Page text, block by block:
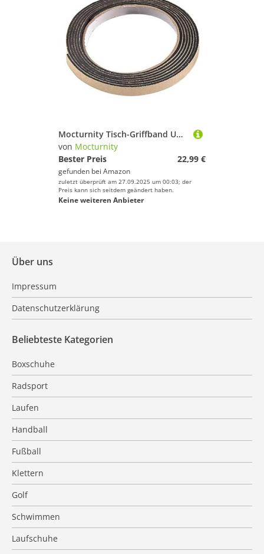
Mocturnity Tisch-Griffband Umschließt Den Schlägergriff und Sorgt für Bequeme Griffkontrolle
von Mocturnity
Bester Preis
22,99 €
gefunden bei Amazon
zuletzt überprüft am 27.09.2025 um 00:03; der
Preis kann sich seitdem geändert haben.
Keine weiteren Anbieter
Über uns
Impressum
Datenschutzerklärung
Beliebteste Kategorien
Boxschuhe
Radsport
Laufen
Handball
Fußball
Klettern
Golf
Schwimmen
Laufschuhe